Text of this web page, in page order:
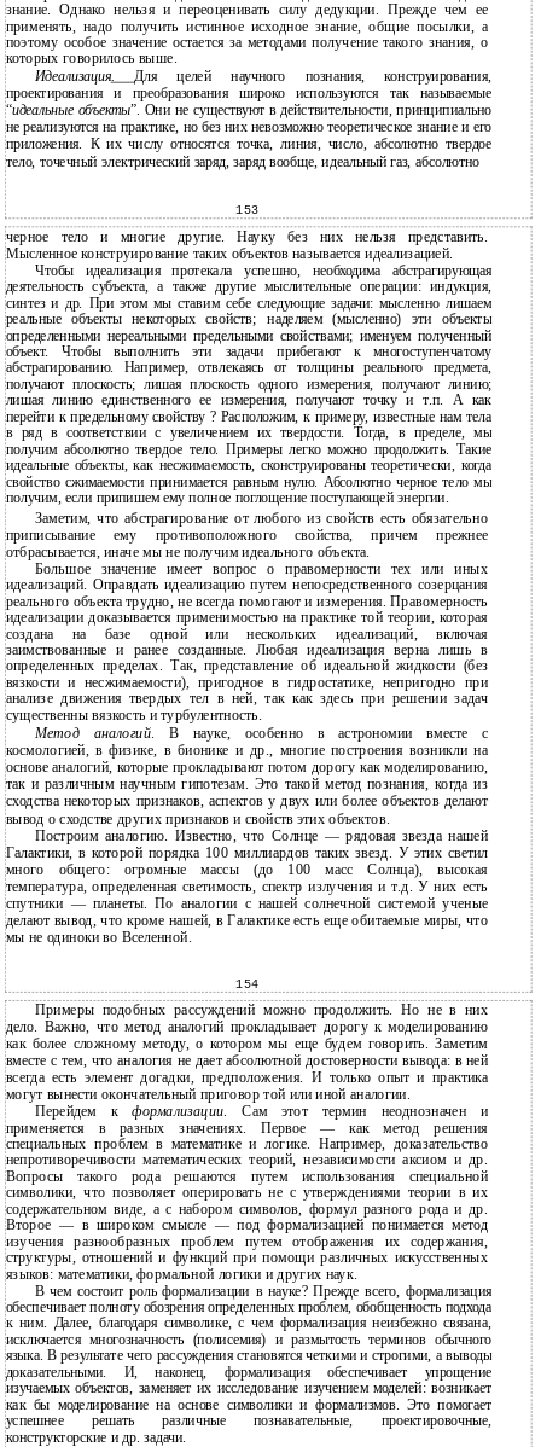
знание. Однако нельзя и переоценивать силу дедукции. Прежде чем ее
применять, надо получить истинное исходное знание, общие посылки, а
поэтому особое значение остается за методами получение такого знания, о
которых говорилось выше.
Идеализация.Для целей научного познания, конструирования,
проектирования и преобразования широко используются так называемые
“идеальные объекты”. Они не существуют в действительности, принципиально
не реализуются на практике, но без них невозможно теоретическое знание и его
приложения. К их числу относятся точка, линия, число, абсолютно твердое
тело, точечный электрический заряд, заряд вообще, идеальный газ, абсолютно
153
черное тело и многие другие. Науку без них нельзя представить.
Мысленное конструирование таких объектов называется идеализацией.
Чтобы идеализация протекала успешно, необходима абстрагирующая
деятельность субъекта, а также другие мыслительные операции: индукция,
синтез и др. При этом мы ставим себе следующие задачи: мысленно лишаем
реальные объекты некоторых свойств; наделяем (мысленно) эти объекты
определенными нереальными предельными свойствами; именуем полученный
объект. Чтобы выполнить эти задачи прибегают к многоступенчатому
абстрагированию. Например, отвлекаясь от толщины реального предмета,
получают плоскость; лишая плоскость одного измерения, получают линию;
лишая линию единственного ее измерения, получают точку и т.п. А как
перейти к предельному свойству ? Расположим, к примеру, известные нам тела
в ряд в соответствии с увеличением их твердости. Тогда, в пределе, мы
получим абсолютно твердое тело. Примеры легко можно продолжить. Такие
идеальные объекты, как несжимаемость, сконструированы теоретически, когда
свойство сжимаемости принимается равным нулю. Абсолютно черное тело мы
получим, если припишем ему полное поглощение поступающей энергии.
Заметим, что абстрагирование от любого из свойств есть обязательно
приписывание ему противоположного свойства, причем прежнее
отбрасывается, иначе мы не получим идеального объекта.
Большое значение имеет вопрос о правомерности тех или иных
идеализаций. Оправдать идеализацию путем непосредственного созерцания
реального объекта трудно, не всегда помогают и измерения. Правомерность
идеализации доказывается применимостью на практике той теории, которая
создана на базе одной или нескольких идеализаций, включая
заимствованные и ранее созданные. Любая идеализация верна лишь в
определенных пределах. Так, представление об идеальной жидкости (без
вязкости и несжимаемости), пригодное в гидростатике, непригодно при
анализе движения твердых тел в ней, так как здесь при решении задач
существенны вязкость и турбулентность.
Метод аналогий. В науке, особенно в астрономии вместе с
космологией, в физике, в бионике и др., многие построения возникли на
основе аналогий, которые прокладывают потом дорогу как моделированию,
так и различным научным гипотезам. Это такой метод познания, когда из
сходства некоторых признаков, аспектов у двух или более объектов делают
вывод о сходстве других признаков и свойств этих объектов.
Построим аналогию. Известно, что Солнце — рядовая звезда нашей
Галактики, в которой порядка 100 миллиардов таких звезд. У этих светил
много общего: огромные массы (до 100 масс Солнца), высокая
температура, определенная светимость, спектр излучения и т.д. У них есть
спутники — планеты. По аналогии с нашей солнечной системой ученые
делают вывод, что кроме нашей, в Галактике есть еще обитаемые миры, что
мы не одиноки во Вселенной.
154
Примеры подобных рассуждений можно продолжить. Но не в них
дело. Важно, что метод аналогий прокладывает дорогу к моделированию
как более сложному методу, о котором мы еще будем говорить. Заметим
вместе с тем, что аналогия не дает абсолютной достоверности вывода: в ней
всегда есть элемент догадки, предположения. И только опыт и практика
могут вынести окончательный приговор той или иной аналогии.
Перейдем кформализации. Сам этот термин неоднозначен и
применяется в разных значениях. Первое — как метод решения
специальных проблем в математике и логике. Например, доказательство
непротиворечивости математических теорий, независимости аксиом и др.
Вопросы такого рода решаются путем использования специальной
символики, что позволяет оперировать не с утверждениями теории в их
содержательном виде, а с набором символов, формул разного рода и др.
Второе — в широком смысле — под формализацией понимается метод
изучения разнообразных проблем путем отображения их содержания,
структуры, отношений и функций при помощи различных искусственных
языков: математики, формальной логики и других наук.
В чем состоит роль формализации в науке? Прежде всего, формализация
обеспечивает полноту обозрения определенных проблем, обобщенность подхода
к ним. Далее, благодаря символике, с чем формализация неизбежно связана,
исключается многозначность (полисемия) и размытость терминов обычного
языка. В результате чего рассуждения становятся четкими и строгими, а выводы
доказательными. И, наконец, формализация обеспечивает упрощение
изучаемых объектов, заменяет их исследование изучением моделей: возникает
как бы моделирование на основе символики и формализмов. Это помогает
успешнее решать различные познавательные, проектировочные,
конструкторские и др. задачи.